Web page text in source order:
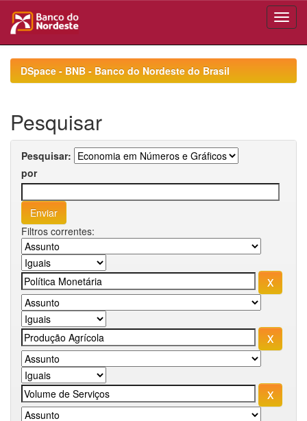
navigationDSpace - BNB - Banco do Nordeste do Brasil
Pesquisar
Pesquisar:
por
Filtros correntes: